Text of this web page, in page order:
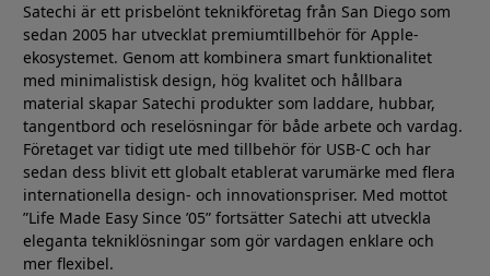
Satechi är ett prisbelönt teknikföretag från San Diego som
sedan 2005 har utvecklat premiumtillbehör för Apple-
ekosystemet. Genom att kombinera smart funktionalitet
med minimalistisk design, hög kvalitet och hållbara
material skapar Satechi produkter som laddare, hubbar,
tangentbord och reselösningar för både arbete och vardag.
Företaget var tidigt ute med tillbehör för USB-C och har
sedan dess blivit ett globalt etablerat varumärke med flera
internationella design- och innovationspriser. Med mottot
”Life Made Easy Since ’05” fortsätter Satechi att utveckla
eleganta tekniklösningar som gör vardagen enklare och
mer flexibel.